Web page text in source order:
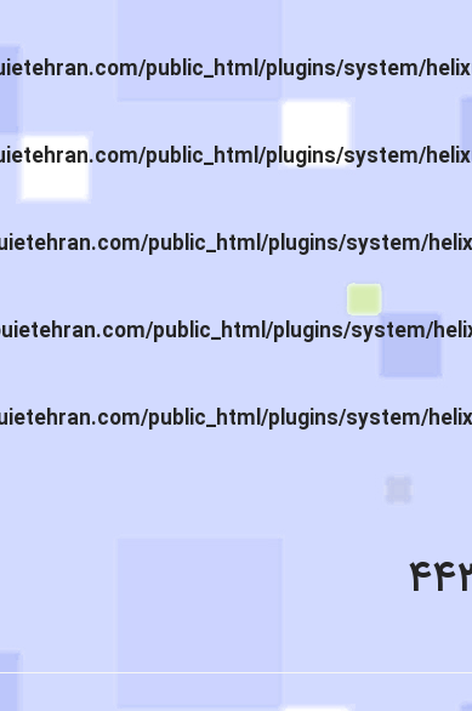
public_html/plugins/system/
public_html/plugins/system/
public_html/plugins/system/
public_html/plugins/system/
public_html/plugins/system/